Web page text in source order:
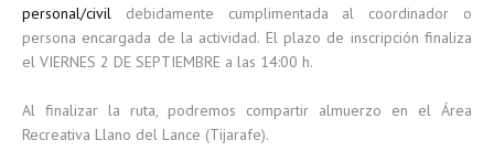
personal/civil debidamente cumplimentada al coordinador o
persona encargada de la actividad. El plazo de inscripción finaliza
el VIERNES 2 DE SEPTIEMBRE a las 14:00 h.
Al finalizar la ruta, podremos compartir almuerzo en el Área
Recreativa Llano del Lance (Tijarafe).